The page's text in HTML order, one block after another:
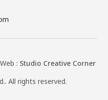
All rights reserved.
: Studio Creative Corner